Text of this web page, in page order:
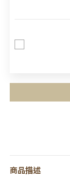
商品描述